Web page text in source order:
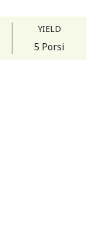
YIELD
5 Porsi